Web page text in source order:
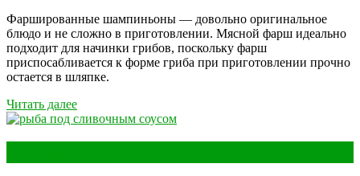
Фаршированные шампиньоны — довольно оригинальное
блюдо и не сложно в приготовлении. Мясной фарш идеально
подходит для начинки грибов, поскольку фарш
приспосабливается к форме гриба при приготовлении прочно
остается в шляпке.
Читать далее